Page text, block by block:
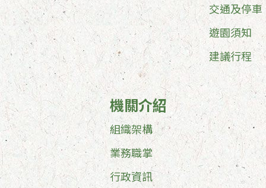
交通及停車
遊園須知
建議行程
機關介紹
組織架構
業務職掌
行政資訊